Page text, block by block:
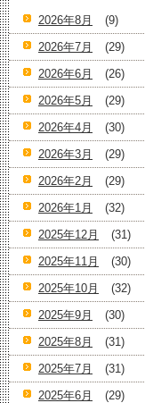
2026年8月
(9)
2026年7月
(29)
2026年6月
(26)
2026年5月
(29)
2026年4月
(30)
2026年3月
(29)
2026年2月
(29)
2026年1月
(32)
2025年12月
(31)
2025年11月
(30)
2025年10月
(32)
2025年9月
(30)
2025年8月
(31)
2025年7月
(31)
2025年6月
(29)